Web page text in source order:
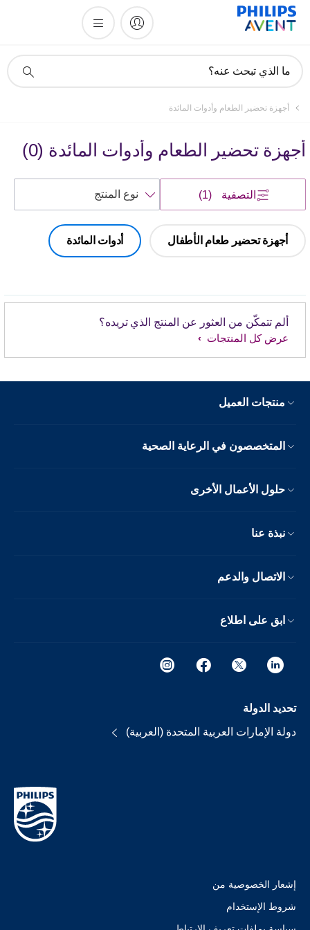
دعم
ما الذي تبحث عنه؟
أجهزة تحضير الطعام وأدوات المائدة
أجهزة تحضير الطعام وأدوات المائدة (
0
)
التصفية (1)
حسب
أجهزة تحضير طعام الأطفال أدوات المائدة
ألم تتمكّن من العثور عن المنتج الذي تريده؟
عرض كل المنتجات
منتجات العميل
المتخصصون في الرعاية الصحية
حلول الأعمال الأخرى
نبذة عنا
الاتصال والدعم
ابق على اطلاع
تحديد الدولة
دولة الإمارات العربية المتحدة (العربية)
إشعار الخصوصية من
شروط الإستخدام